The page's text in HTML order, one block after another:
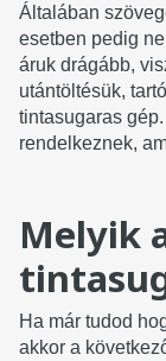
Általában
esetben pedig
áruk drágább,
utántöltésük,
tintasugaras
rendelkeznek,
Melyik
Ha már tudod
akkor a